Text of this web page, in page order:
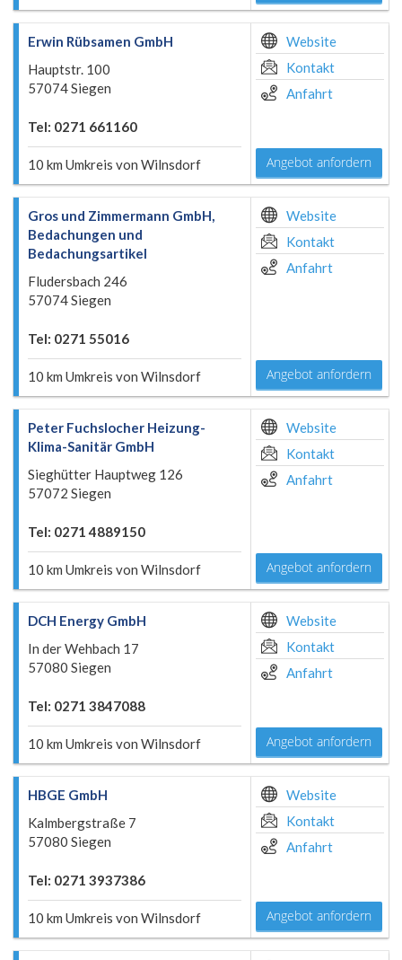
Erwin Rübsamen GmbH
Hauptstr. 100
57074 Siegen
Tel: 0271 661160
10 km Umkreis von Wilnsdorf
Website
Kontakt
Anfahrt
Angebot anfordern
Gros und Zimmermann GmbH,
Bedachungen und
Bedachungsartikel
Fludersbach 246
57074 Siegen
Tel: 0271 55016
10 km Umkreis von Wilnsdorf
Website
Kontakt
Anfahrt
Angebot anfordern
Peter Fuchslocher Heizung-
Klima-Sanitär GmbH
Sieghütter Hauptweg 126
57072 Siegen
Tel: 0271 4889150
10 km Umkreis von Wilnsdorf
Website
Kontakt
Anfahrt
Angebot anfordern
DCH Energy GmbH
In der Wehbach 17
57080 Siegen
Tel: 0271 3847088
10 km Umkreis von Wilnsdorf
Website
Kontakt
Anfahrt
Angebot anfordern
HBGE GmbH
Kalmbergstraße 7
57080 Siegen
Tel: 0271 3937386
10 km Umkreis von Wilnsdorf
Website
Kontakt
Anfahrt
Angebot anfordern